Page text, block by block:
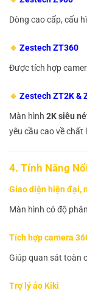
Dòng cao cấp, cấu
🔹 Zestech ZT360
Được tích hợp
🔹 Zestech ZT2K &
Màn hình 2K siêu
yêu cầu cao về chất
4. Tính Năng
Giao diện hiện đại,
Màn hình có độ
Tích hợp camera
Giúp quan sát toàn
Trợ lý ảo Kiki